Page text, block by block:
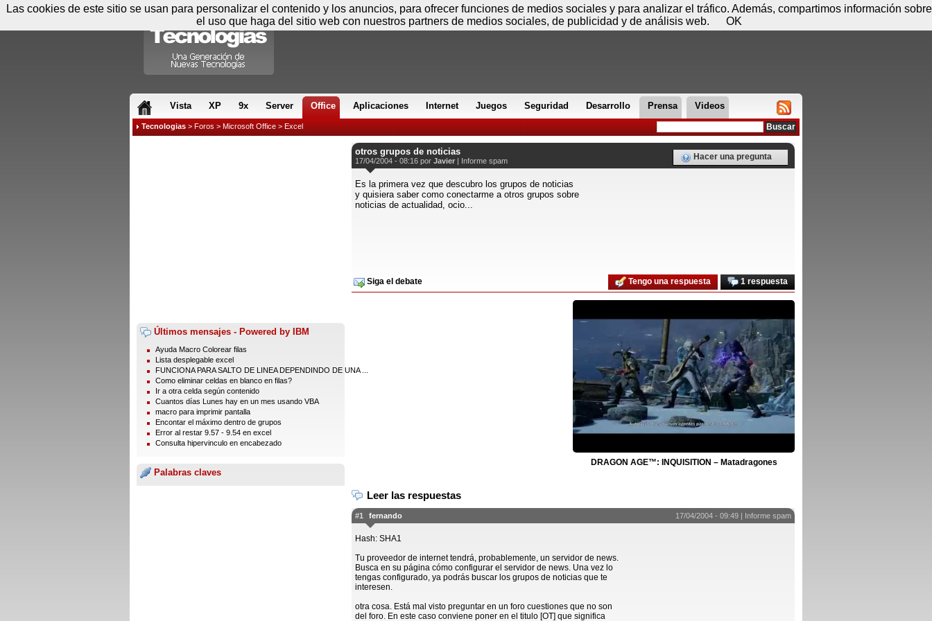
Vista XP 9x Server Office Aplicaciones Internet Juegos Seguridad Desarrollo Prensa Videos
Tecnologias > Foros > Microsoft Office > Excel
Últimos mensajes - Powered by IBM
Ayuda Macro Colorear filas
Lista desplegable excel
FUNCIONA PARA SALTO DE LINEA DEPENDINDO DE UNA ...
Como eliminar celdas en blanco en filas?
Ir a otra celda según contenido
Cuantos días Lunes hay en un mes usando VBA
macro para imprimir pantalla
Encontar el máximo dentro de grupos
Error al restar 9.57 - 9.54 en excel
Consulta hipervinculo en encabezado
Palabras claves
otros grupos de noticias
17/04/2004 - 08:16 por Javier | Informe spam Hacer una pregunta
Es la primera vez que descubro los grupos de noticias
y quisiera saber como conectarme a otros grupos sobre
noticias de actualidad, ocio...
Siga el debate 1 respuesta
Tengo una respuesta
DRAGON AGE™: INQUISITION – Matadragones
Leer las respuestas
#1 fernando 17/04/2004 - 09:49 | Informe spam
Hash: SHA1
Tu proveedor de internet tendrá, probablemente, un servidor de news.
Busca en su página cómo configurar el servidor de news. Una vez lo
tengas configurado, ya podrás buscar los grupos de noticias que te
interesen.
otra cosa. Está mal visto preguntar en un foro cuestiones que no son
del foro. En este caso conviene poner en el titulo [OT] que significa
Sábado 08 de agosto - 14:46 Registrar Conectar
Las cookies de este sitio se usan para personalizar el contenido y los anuncios, para ofrecer funciones de medios sociales y para analizar el tráfico. Además, compartimos información sobre
el uso que haga del sitio web con nuestros partners de medios sociales, de publicidad y de análisis web.
OK